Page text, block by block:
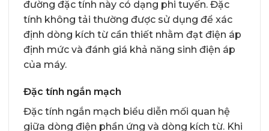
đường đặc tính này có dạng phi tuyến. Đặc
tính không tải thường được sử dụng để xác
định dòng kích từ cần thiết nhằm đạt điện áp
định mức và đánh giá khả năng sinh điện áp
của máy.
Đặc tính ngắn mạch
Đặc tính ngắn mạch biểu diễn mối quan hệ
giữa dòng điện phần ứng và dòng kích từ. Khi